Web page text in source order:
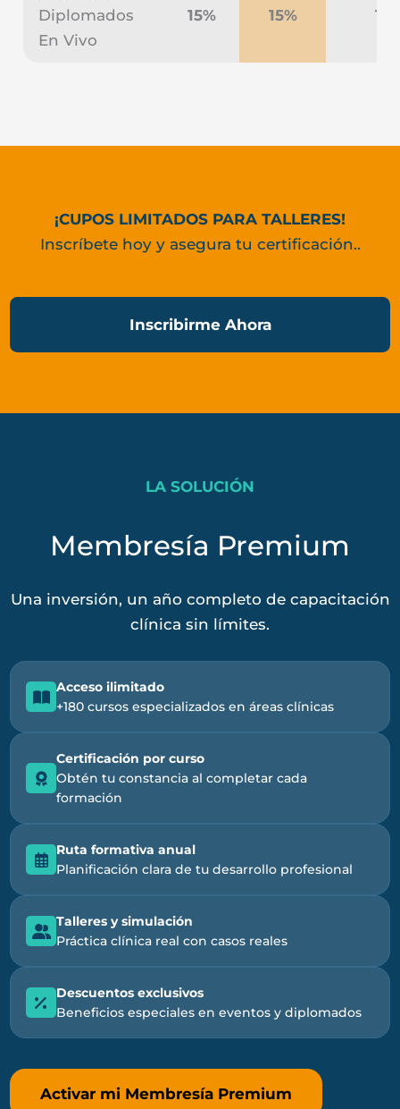
Diplomados
En Vivo
15% 15%
¡CUPOS LIMITADOS PARA TALLERES!
Inscríbete hoy y asegura tu certificación..
Inscribirme Ahora
LA SOLUCIÓN
Membresía Premium
Una inversión, un año completo de capacitación
clínica sin límites.
Acceso ilimitado
+180 cursos especializados en áreas clínicas
Certificación por curso
Obtén tu constancia al completar cada
formación
Ruta formativa anual
Planificación clara de tu desarrollo profesional
Talleres y simulación
Práctica clínica real con casos reales
Descuentos exclusivos
Beneficios especiales en eventos y diplomados
Activar mi Membresía Premium